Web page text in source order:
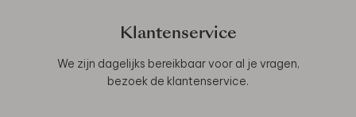
Klantenservice
We zijn dagelijks bereikbaar voor al je vragen,
bezoek de klantenservice.